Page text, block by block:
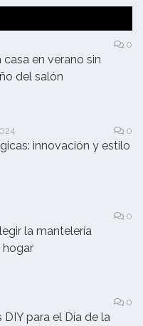
0
en verano sin
del salón
0
innovación y estilo
0
la mantelería
0
para el Día de la